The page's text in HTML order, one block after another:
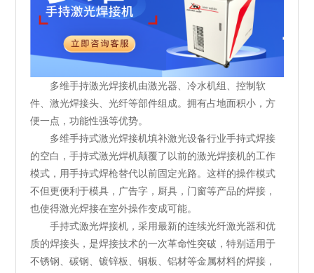
多维手持激光焊接机由激光器、冷水机组、控制软
件、激光焊接头、光纤等部件组成。拥有占地面积小，方
便一点，功能性强等优势。
多维手持式激光焊接机填补激光设备行业手持式焊接
的空白，手持式激光焊机颠覆了以前的激光焊接机的工作
模式，用手持式焊枪替代以前固定光路。这样的操作模式
不但更便利于模具，广告字，厨具，门窗等产品的焊接，
也使得激光焊接在室外操作变成可能。
手持式激光焊接机，采用最新的连续光纤激光器和优
质的焊接头，是焊接技术的一次革命性突破，特别适用于
不锈钢、碳钢、镀锌板、铜板、铝材等金属材料的焊接，